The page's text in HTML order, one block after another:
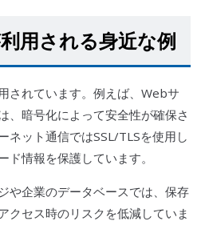
用される身近な例
されています。例えば、Webサ
、暗号化によって安全性が確保さ
ネット通信ではSSL/TLSを使用し
情報を保護しています。
や企業のデータベースでは、保存
クセス時のリスクを低減していま